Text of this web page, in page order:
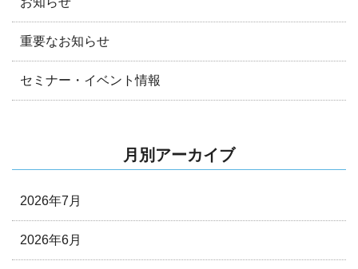
重要なお知らせ
セミナー・イベント情報
月別アーカイブ
2026年7月
2026年6月